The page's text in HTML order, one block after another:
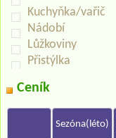
Kuchyňka/vařič
Nádobí
Lůžkoviny
Přistýlka
Ceník
Sezóna(léto)